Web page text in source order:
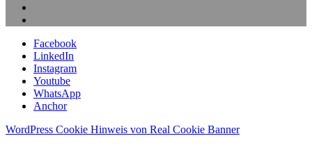
Facebook
LinkedIn
Instagram
Youtube
WhatsApp
Anchor
WordPress Cookie Hinweis von Real Cookie Banner